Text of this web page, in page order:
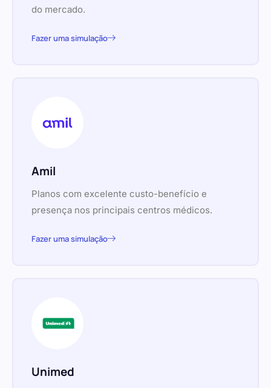
do mercado.
Fazer uma simulação
Amil
Planos com excelente custo-benefício e
presença nos principais centros médicos.
Fazer uma simulação
Unimed